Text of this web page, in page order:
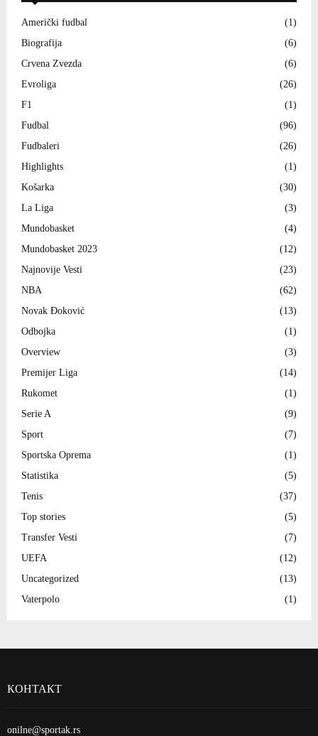
Američki fudbal
(1)
Biografija
(6)
Crvena Zvezda
(6)
Evroliga
(26)
F1
(1)
Fudbal
(96)
Fudbaleri
(26)
Highlights
(1)
Košarka
(30)
La Liga
(3)
Mundobasket
(4)
Mundobasket 2023
(12)
Najnovije Vesti
(23)
NBA
(62)
Novak Đoković
(13)
Odbojka
(1)
Overview
(3)
Premijer Liga
(14)
Rukomet
(1)
Serie A
(9)
Sport
(7)
Sportska Oprema
(1)
Statistika
(5)
Tenis
(37)
Top stories
(5)
Transfer Vesti
(7)
UEFA
(12)
Uncategorized
(13)
Vaterpolo
(1)
КОНТАКТ
onilne@sportak.rs